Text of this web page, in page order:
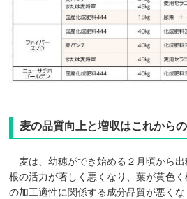
麦の品質向上と増収はこれから
麦は、幼穂ができ始める２月頃から出
根の活力が著しく悪くなり、葉が黄色
の加工適性に関係する成分品質が悪く